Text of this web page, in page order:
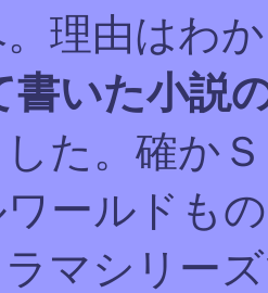
。理由はわ
書いた小説
た。確か
ールドも
マシリー